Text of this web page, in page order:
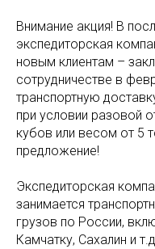
Внимание акция! В
экспедиторская
новым клиентам –
сотрудничестве в
транспортную
при условии разовой
кубов или весом от 5
предложение!
Экспедиторская
занимается
грузов по России,
Камчатку, Сахалин и